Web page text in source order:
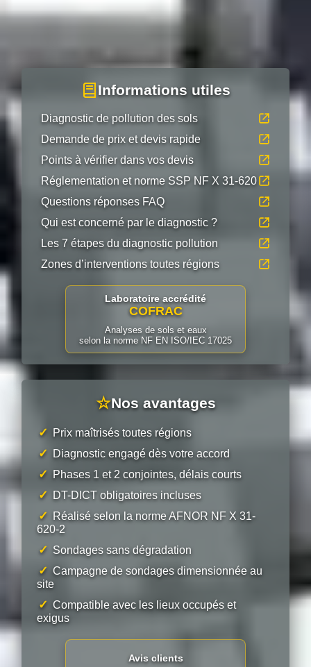
Informations utiles
Diagnostic de pollution des sols
Demande de prix et devis rapide
Points à vérifier dans vos devis
Réglementation et norme SSP NF X 31-620
Questions réponses FAQ
Qui est concerné par le diagnostic ?
Les 7 étapes du diagnostic pollution
Zones d’interventions toutes régions
Laboratoire accrédité
COFRAC
Analyses de sols et eaux
selon la norme NF EN ISO/IEC 17025
☆Nos avantages
✓ Prix maîtrisés toutes régions
✓ Diagnostic engagé dès votre accord
✓ Phases 1 et 2 conjointes, délais courts
✓ DT-DICT obligatoires incluses
✓
Réalisé selon la norme AFNOR NF X 31-
620-2
✓ Sondages sans dégradation
✓ Campagne de sondages dimensionnée au
site
✓ Compatible avec les lieux occupés et
exigus
Avis clients